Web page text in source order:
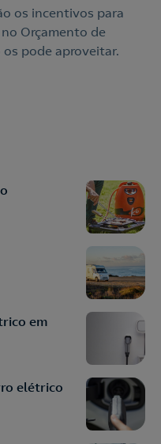
os incentivos para
Orçamento de
pode aproveitar.
em
elétrico